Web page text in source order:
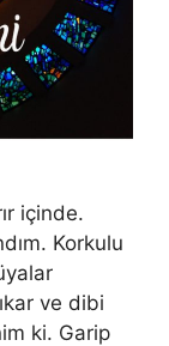
içinde.
Korkulu
ve dibi
ki. Garip